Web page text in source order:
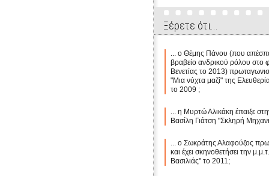
Ξέρετε ότι...
... ο Θέμης Πάνου (που
βραβείο ανδρικού ρόλου στο
Βενετίας το 2013)
"Μια νύχτα μαζί" της
το 2009 ;
... η Μυρτώ Αλικάκη έπαιξε
Βασίλη Γιάτση "Σκληρή
... ο Σωκράτης Αλαφούζος
και έχει σκηνοθετήσει την
Βασιλιάς" το 2011;